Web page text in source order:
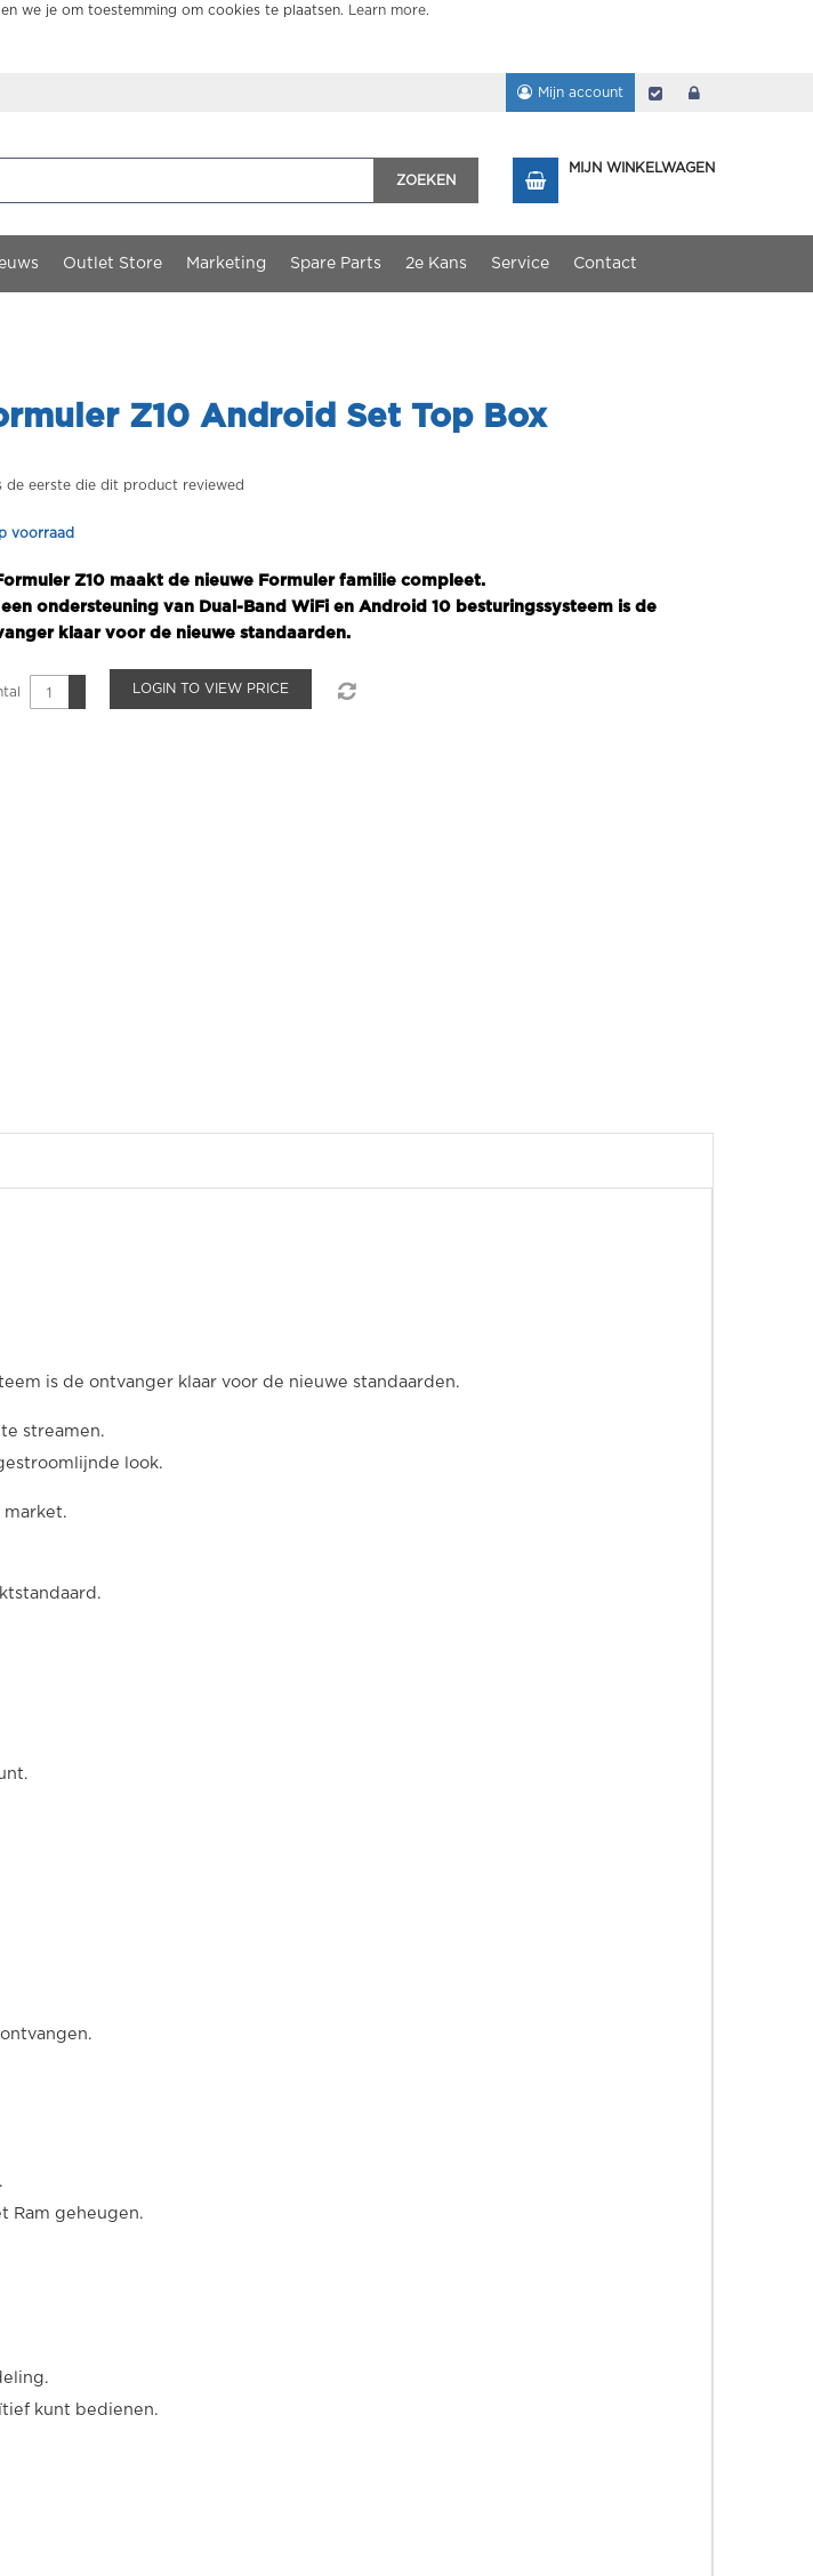
we je om toestemming om cookies te plaatsen. Learn more.
Mijn account Afrekenen
ZOEKEN
MIJN WINKELWAGEN
Outlet Store Marketing Spare Parts 2e Kans Service Contact
Z10 Android Set Top Box
de eerste die dit product reviewed
voorraad
Z10 maakt de nieuwe Formuler familie compleet.
een ondersteuning van Dual-Band WiFi en Android 10 besturingssysteem is de
klaar voor de nieuwe standaarden.
LOGIN TO VIEW PRICE
is de ontvanger klaar voor de nieuwe standaarden.
streamen.
look.
market.
Ram geheugen.
kunt bedienen.